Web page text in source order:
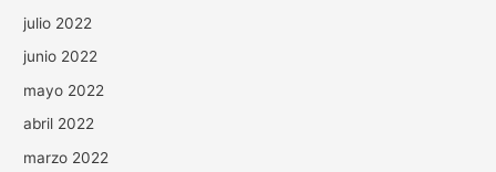
julio 2022
junio 2022
mayo 2022
abril 2022
marzo 2022